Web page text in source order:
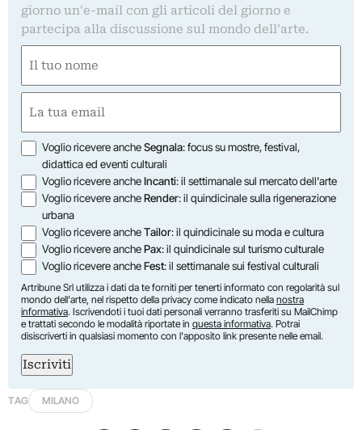
giorno un'e-mail con gli articoli del giorno e
partecipa alla discussione sul mondo dell'arte.
(Required)
(Required)
Opzioni
Voglio ricevere ancheSegnala: focus su mostre, festival,
didattica ed eventi culturali
Voglio ricevere ancheIncanti: il settimanale sul mercato dell'arte
Voglio ricevere ancheRender: il quindicinale sulla rigenerazione
urbana
Voglio ricevere ancheTailor: il quindicinale su moda e cultura
Voglio ricevere anchePax: il quindicinale sul turismo culturale
Voglio ricevere ancheFest: il settimanale sui festival culturali
Artribune Srl utilizza i dati da te forniti per tenerti informato con regolarità sul
mondo dell'arte, nel rispetto della privacy come indicato nella nostra
informativa. Iscrivendoti i tuoi dati personali verranno trasferiti su MailChimp
e trattati secondo le modalità riportate in questa informativa. Potrai
disiscriverti in qualsiasi momento con l'apposito link presente nelle email.
Iscriviti
TAG MILANO